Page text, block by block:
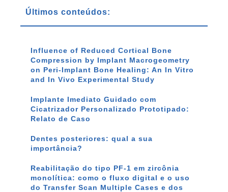
Últimos conteúdos:
Influence of Reduced Cortical Bone
Compression by Implant Macrogeometry
on Peri-Implant Bone Healing: An In Vitro
and In Vivo Experimental Study
Implante Imediato Guidado com
Cicatrizador Personalizado Prototipado:
Relato de Caso
Dentes posteriores: qual a sua
importância?
Reabilitação do tipo PF-1 em zircônia
monolítica: como o fluxo digital e o uso
do Transfer Scan Multiple Cases e dos